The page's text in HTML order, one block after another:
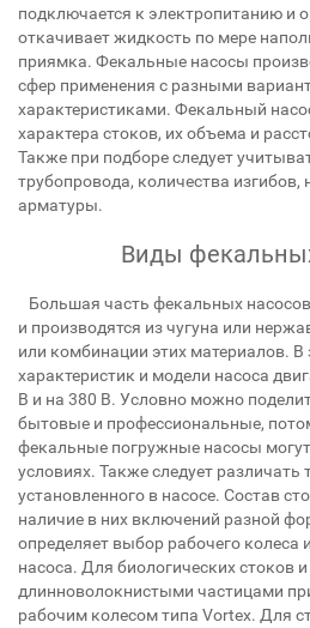
подключается к электропитанию и
откачивает жидкость по мере
приямка. Фекальные насосы
сфер применения с разными
характеристиками. Фекальный
характера стоков, их объема и
Также при подборе следует
трубопровода, количества изгибов,
арматуры.
Виды
Большая часть фекальных
и производятся из чугуна или
или комбинации этих материалов. В
характеристик и модели насоса
В и на 380 В. Условно можно
бытовые и профессиональные,
фекальные погружные насосы
условиях. Также следует различать
установленного в насосе. Состав
наличие в них включений разной
определяет выбор рабочего колеса
насоса. Для биологических стоков
длинноволокнистыми частицами
рабочим колесом типа Vortex. Для